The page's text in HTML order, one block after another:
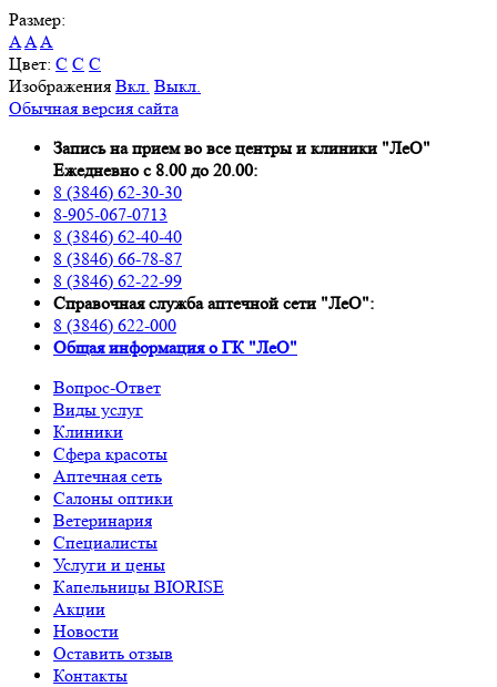
Размер:
AAA
Цвет: C C C
Изображения Вкл. Выкл.
Обычная версия сайта
Запись на прием во все центры и клиники "ЛеО"
Ежедневно с 8.00 до 20.00:
8 (3846) 62-30-30
8-905-067-0713
8 (3846) 62-40-40
8 (3846) 66-78-87
8 (3846) 62-22-99
Справочная служба аптечной сети "ЛеО":
8 (3846) 622-000
Oбщая информация о ГК "ЛеО"
Вопрос-Ответ
Виды услуг
Клиники
Сфера красоты
Аптечная сеть
Салоны оптики
Ветеринария
Специалисты
Услуги и цены
Капельницы BIORISE
Акции
Новости
Оставить отзыв
Контакты